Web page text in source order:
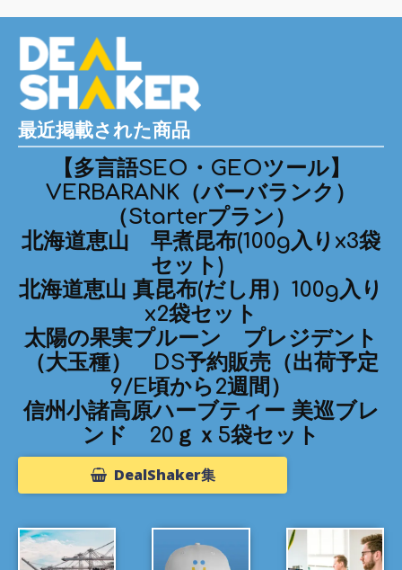
最近掲載された商品
【多言語SEO・GEOツール】
VERBARANK（バーバランク）
（Starterプラン）
北海道恵山 早煮昆布(100g入りx3袋
セット)
北海道恵山 真昆布(だし用）100g入り
x2袋セット
太陽の果実プルーン プレジデント
（大玉種） DS予約販売（出荷予定
9/E頃から2週間）
信州小諸高原ハーブティー 美巡ブレ
ンド 20ｇｘ5袋セット
DealShaker集